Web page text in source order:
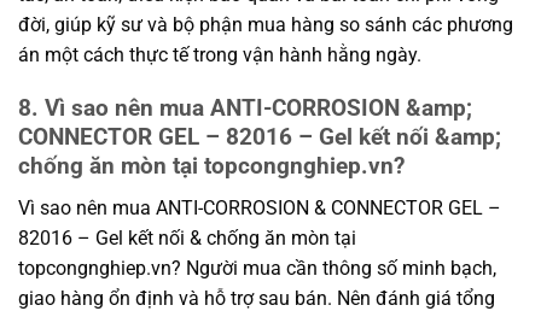
đời, giúp kỹ sư và bộ phận mua hàng so sánh các phương
án một cách thực tế trong vận hành hằng ngày.
8. Vì sao nên mua ANTI-CORROSION &amp;
CONNECTOR GEL – 82016 – Gel kết nối &amp;
chống ăn mòn tại topcongnghiep.vn?
Vì sao nên mua ANTI-CORROSION & CONNECTOR GEL –
82016 – Gel kết nối & chống ăn mòn tại
topcongnghiep.vn? Người mua cần thông số minh bạch,
giao hàng ổn định và hỗ trợ sau bán. Nên đánh giá tổng